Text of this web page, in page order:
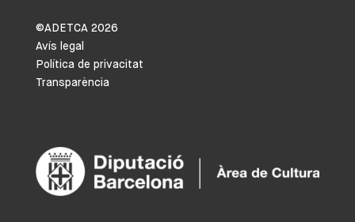
©ADETCA 2026
Avís legal
Política de privacitat
Transparència